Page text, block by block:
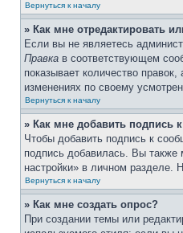
Вернуться к началу
» Как мне отредактировать
Если вы не являетесь
Правка в соответствующем
показывает количество
изменениях по своему
Вернуться к началу
» Как мне добавить подпись
Чтобы добавить подпись к
подпись добавилась. Вы
настройки» в личном разделе.
Вернуться к началу
» Как мне создать опрос?
При создании темы или